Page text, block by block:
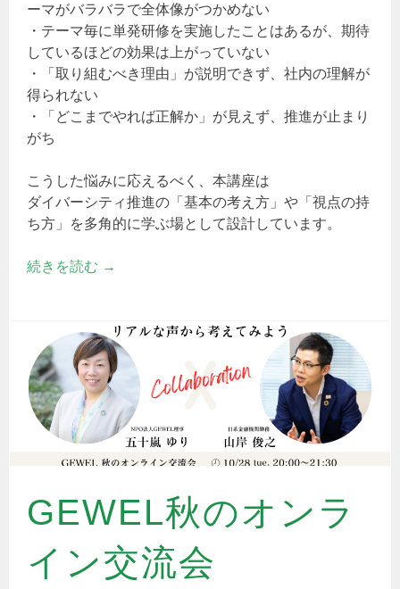
ーマがバラバラで全体像がつかめない
・テーマ毎に単発研修を実施したことはあるが、期待
しているほどの効果は上がっていない
・「取り組むべき理由」が説明できず、社内の理解が
得られない
・「どこまでやれば正解か」が見えず、推進が止まり
がち
こうした悩みに応えるべく、本講座は
ダイバーシティ推進の「基本の考え方」や「視点の持
ち方」を多角的に学ぶ場として設計しています。
続きを読む →
GEWEL秋のオンラ
イン交流会